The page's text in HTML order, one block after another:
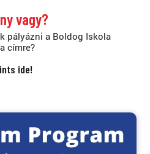
vagy?
pályázni a Boldog Iskola
címre?
ide!